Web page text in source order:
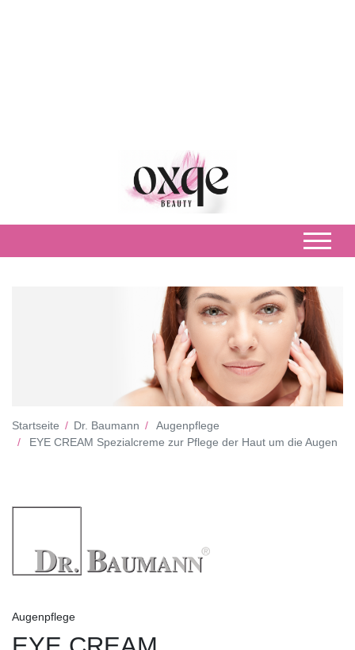
Startseite Dr. Baumann
Augenpflege
EYE CREAM Spezialcreme zur Pflege der Haut um die Augen
Augenpflege